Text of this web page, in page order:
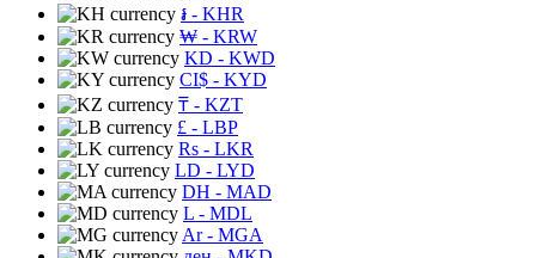
៛ - KHR
₩ - KRW
KD - KWD
CI$ - KYD
₸ - KZT
£ - LBP
Rs - LKR
LD - LYD
DH - MAD
L - MDL
Ar- MGA